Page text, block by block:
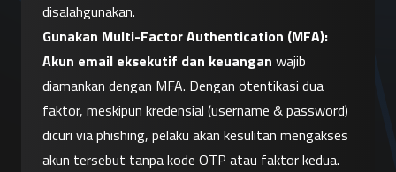
disalahgunakan.
Gunakan Multi-Factor Authentication (MFA):
Akun email eksekutif dan keuangan wajib
diamankan dengan MFA. Dengan otentikasi dua
faktor, meskipun kredensial (username & password)
dicuri via phishing, pelaku akan kesulitan mengakses
akun tersebut tanpa kode OTP atau faktor kedua.